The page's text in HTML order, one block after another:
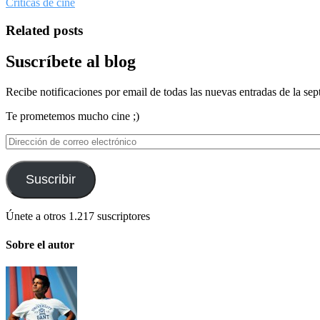
Related posts
Suscríbete al blog
Recibe notificaciones por email de todas las nuevas entradas de la
Te prometemos mucho cine ;)
Dirección
de
correo
electrónico
Suscribir
Únete a otros 1.217 suscriptores
Sobre el autor